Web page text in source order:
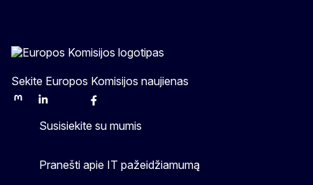
Sekite Europos Komisijos naujienas
MastodonLinkedInBlueskyFacebook
Susisiekite su mumis
Pranešti apie IT pažeidžiamumą